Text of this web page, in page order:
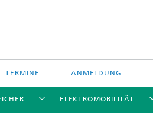
TERMINE ANMELDUNG
ELEKTROMOBILITÄT